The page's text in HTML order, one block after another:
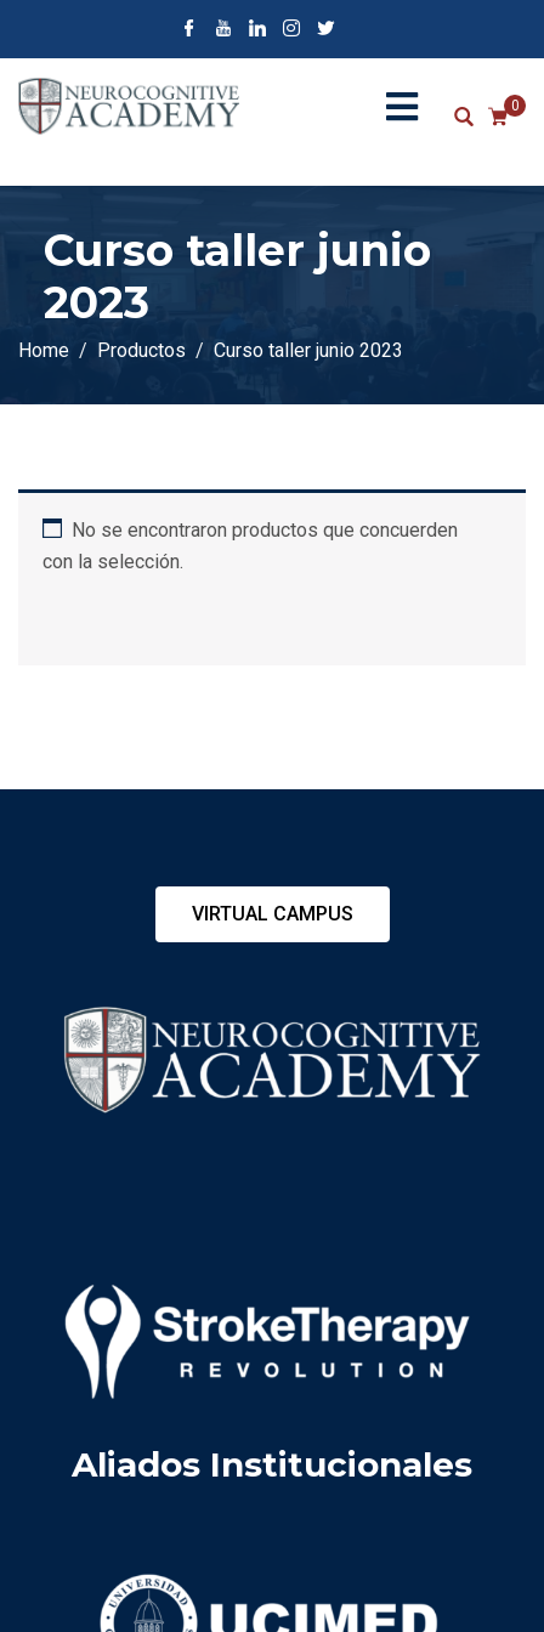
0
Curso taller junio
2023
Home Productos Curso taller junio 2023
No se encontraron productos que concuerden
con la selección.
VIRTUAL CAMPUS
Aliados Institucionales